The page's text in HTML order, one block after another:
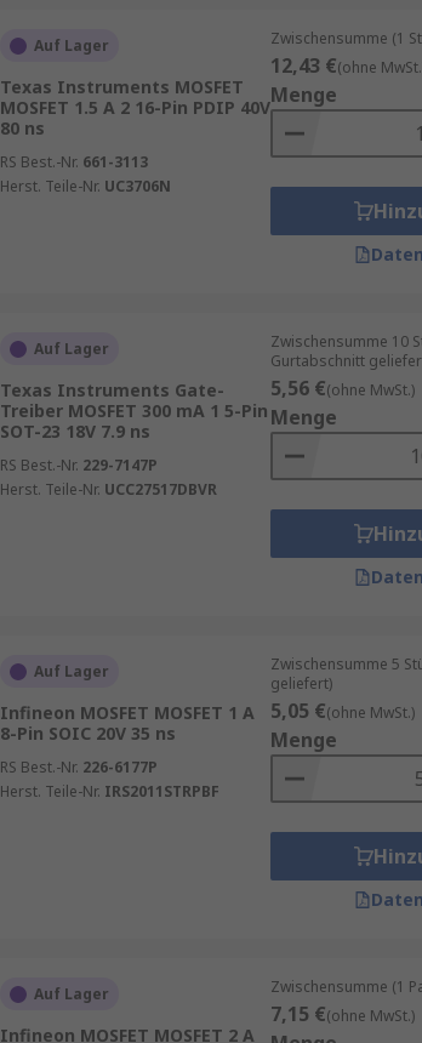
Auf Lager
Texas Instruments MOSFET
MOSFET 1.5 A 2 16-Pin PDIP 40V
80 ns
RS Best.-Nr. 661-3113
Herst. Teile-Nr. UC3706N
Zwischensumme (1
12,43 €(ohne
Menge
Auf Lager
Texas Instruments Gate-
Treiber MOSFET 300 mA 1 5-Pin
SOT-23 18V 7.9 ns
RS Best.-Nr. 229-7147P
Herst. Teile-Nr. UCC27517DBVR
Zwischensumme 10
Gurtabschnitt
5,56 €(ohne MwSt.)
Menge
Auf Lager
Infineon MOSFET MOSFET 1 A
8-Pin SOIC 20V 35 ns
RS Best.-Nr. 226-6177P
Herst. Teile-Nr. IRS2011STRPBF
Zwischensumme 5
geliefert)
5,05 €(ohne MwSt.)
Menge
Auf Lager
Infineon MOSFET MOSFET 2 A
Zwischensumme (1
7,15 €(ohne MwSt.)